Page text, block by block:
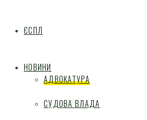
ЄСПЛ
НОВИНИ
АДВОКАТУРА
СУДОВА ВЛАДА